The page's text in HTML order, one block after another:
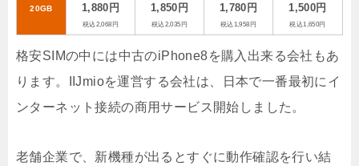
20GB 1,880円
税込2,068円
1,850円
税込2,035円
1,780円
税込1,958円
1,500円
税込1,650円
格安SIMの中には中古のiPhone8を購入出来る会社もあ
ります。IIJmioを運営する会社は、日本で一番最初にイ
ンターネット接続の商用サービス開始しました。
老舗企業で、新機種が出るとすぐに動作確認を行い結